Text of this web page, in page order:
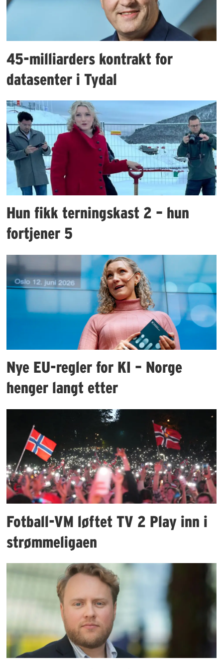
45-milliarders kontrakt for
datasenter i Tydal
Hun fikk terningskast 2 – hun
fortjener 5
Nye EU-regler for KI – Norge
henger langt etter
Fotball-VM løftet TV 2 Play inn i
strømmeligaen